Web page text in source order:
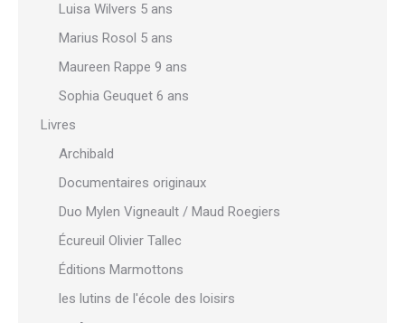
Luisa Wilvers 5 ans
Marius Rosol 5 ans
Maureen Rappe 9 ans
Sophia Geuquet 6 ans
Livres
Archibald
Documentaires originaux
Duo Mylen Vigneault / Maud Roegiers
Écureuil Olivier Tallec
Éditions Marmottons
les lutins de l'école des loisirs